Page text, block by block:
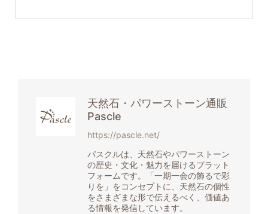
天然石・パワーストーン通販
Pascle
https://pascle.net/
パスクルは、天然石やパワーストーン
の歴史・文化・魅力を届けるプラット
フォームです。「一期一会の飾るで彩
りを」をコンセプトに、天然石の個性
をさまざまな形で伝えるべく、価値あ
る情報を発信しています。